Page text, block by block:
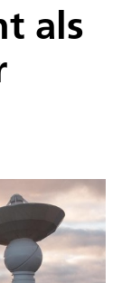
als